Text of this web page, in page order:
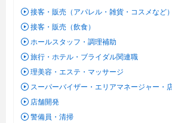
接客・販売（アパレル・雑貨・コスメなど）
接客・販売（飲食）
ホールスタッフ・調理補助
旅行・ホテル・ブライダル関連職
理美容・エステ・マッサージ
スーパーバイザー・エリアマネージャー・
店舗開発
警備員・清掃